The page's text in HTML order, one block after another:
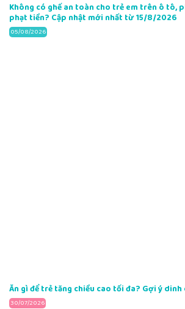
Không có ghế an toàn cho trẻ em trên ô tô,
phạt tiền? Cập nhật mới nhất từ 15/8/2026
05/08/2026
Ăn gì để trẻ tăng chiều cao tối đa? Gợi ý
30/07/2026